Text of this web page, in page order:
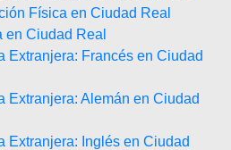
Física en Ciudad Real
en Ciudad Real
Extranjera: Francés en Ciudad
Extranjera: Alemán en Ciudad
Extranjera: Inglés en Ciudad